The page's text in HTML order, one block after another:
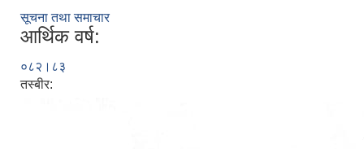
सूचना तथा समाचार
आर्थिक वर्ष:
०८२।८३
तस्बीर: